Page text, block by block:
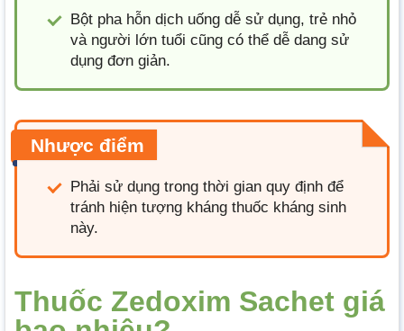
Bột pha hỗn dịch uống dễ sử dụng, trẻ nhỏ
và người lớn tuổi cũng có thể dễ dang sử
dụng đơn giản.
Nhược điểm
Phải sử dụng trong thời gian quy định để
tránh hiện tượng kháng thuốc kháng sinh
này.
Thuốc Zedoxim Sachet giá